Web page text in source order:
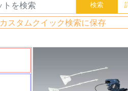
スタムクイック検索に保存